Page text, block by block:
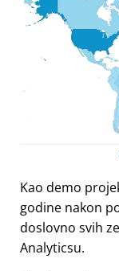
Kao demo
godine nakon
doslovno svih
Analyticsu.